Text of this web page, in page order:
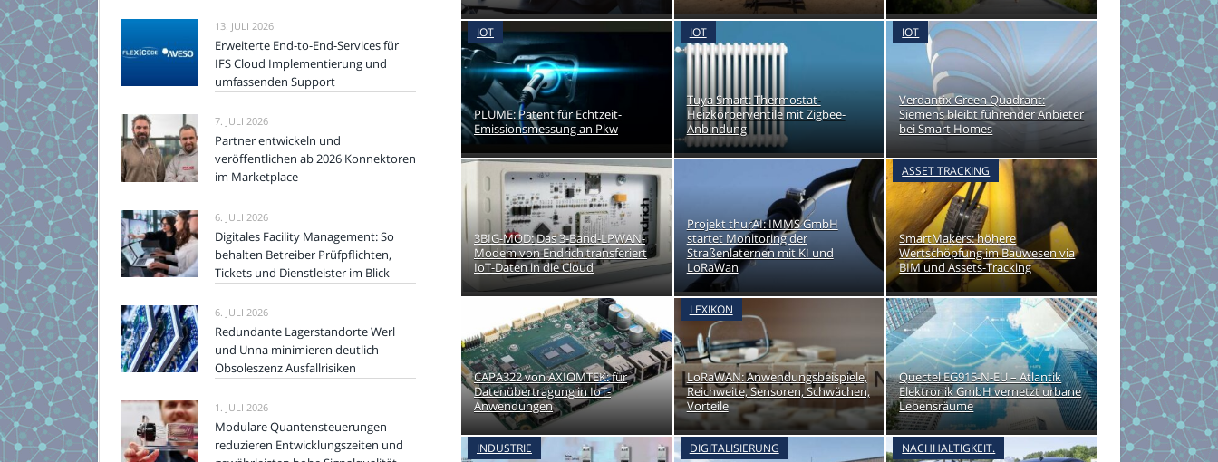
IOT
PLUME: Patent für Echtzeit-
Emissionsmessung an Pkw
IOT
Tuya Smart: Thermostat-
Heizkörperventile mit Zigbee-
Anbindung
IOT
Verdantix Green Quadrant:
Siemens bleibt führender Anbieter
bei Smart Homes
3BIG-MOD: Das 3-Band-LPWAN-
Modem von Endrich transferiert
IoT-Daten in die Cloud
Projekt thurAI: IMMS GmbH
startet Monitoring der
Straßenlaternen mit KI und
LoRaWan
ASSET TRACKING
SmartMakers: höhere
Wertschöpfung im Bauwesen via
BIM und Assets-Tracking
CAPA322 von AXIOMTEK: für
Datenübertragung in IoT-
Anwendungen
LEXIKON
LoRaWAN: Anwendungsbeispiele,
Reichweite, Sensoren, Schwächen,
Vorteile
Quectel EG915-N-EU – Atlantik
Elektronik GmbH vernetzt urbane
Lebensräume
INDUSTRIE DIGITALISIERUNG NACHHALTIGKEIT.
13. JULI 2026
Erweiterte End-to-End-Services für
IFS Cloud Implementierung und
umfassenden Support
7. JULI 2026
Partner entwickeln und
veröffentlichen ab 2026 Konnektoren
im Marketplace
6. JULI 2026
Digitales Facility Management: So
behalten Betreiber Prüfpflichten,
Tickets und Dienstleister im Blick
6. JULI 2026
Redundante Lagerstandorte Werl
und Unna minimieren deutlich
Obsoleszenz Ausfallrisiken
1. JULI 2026
Modulare Quantensteuerungen
reduzieren Entwicklungszeiten und